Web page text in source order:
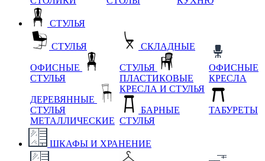
СТУЛЬЯ
СТУЛЬЯ
ОФИСНЫЕ
СТУЛЬЯ
ДЕРЕВЯННЫЕ
СТУЛЬЯ
МЕТАЛЛИЧЕСКИЕ
СКЛАДНЫЕ
СТУЛЬЯ
ПЛАСТИКОВЫЕ
КРЕСЛА И СТУЛЬЯ
БАРНЫЕ
СТУЛЬЯ
ОФИСНЫЕ
КРЕСЛА
ТАБУРЕТЫ
ШКАФЫ И ХРАНЕНИЕ